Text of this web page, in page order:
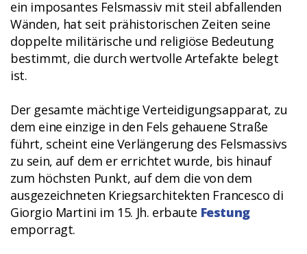
ein imposantes Felsmassiv mit steil abfallenden
Wänden, hat seit prähistorischen Zeiten seine
doppelte militärische und religiöse Bedeutung
bestimmt, die durch wertvolle Artefakte belegt
ist.
Der gesamte mächtige Verteidigungsapparat, zu
dem eine einzige in den Fels gehauene Straße
führt, scheint eine Verlängerung des Felsmassivs
zu sein, auf dem er errichtet wurde, bis hinauf
zum höchsten Punkt, auf dem die von dem
ausgezeichneten Kriegsarchitekten Francesco di
Giorgio Martini im 15. Jh. erbaute Festung
emporragt.